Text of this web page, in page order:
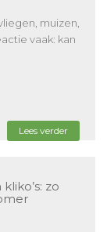
muizen,
vaak: kan
Lees verder
zo